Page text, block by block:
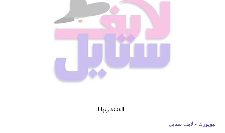
الفنانة ريهانا
نيويورك - لايف ستايل